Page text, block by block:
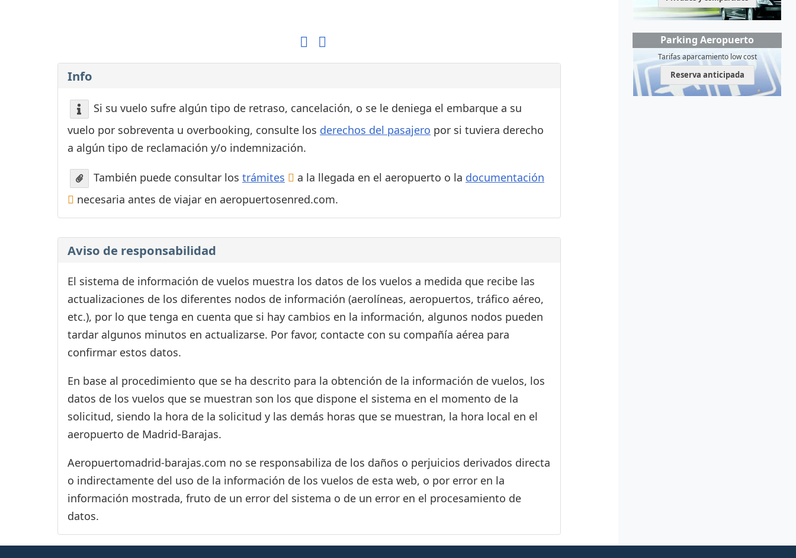
Info
Si su vuelo sufre algún tipo de retraso, cancelación, o se le deniega el embarque a su
vuelo por sobreventa u overbooking, consulte los derechos del pasajero por si tuviera derecho
a algún tipo de reclamación y/o indemnización.
También puede consultar los trámites a la llegada en el aeropuerto o la documentación
necesaria antes de viajar en aeropuertosenred.com.
Aviso de responsabilidad
El sistema de información de vuelos muestra los datos de los vuelos a medida que recibe las
actualizaciones de los diferentes nodos de información (aerolíneas, aeropuertos, tráfico aéreo,
etc.), por lo que tenga en cuenta que si hay cambios en la información, algunos nodos pueden
tardar algunos minutos en actualizarse. Por favor, contacte con su compañía aérea para
confirmar estos datos.
En base al procedimiento que se ha descrito para la obtención de la información de vuelos, los
datos de los vuelos que se muestran son los que dispone el sistema en el momento de la
solicitud, siendo la hora de la solicitud y las demás horas que se muestran, la hora local en el
aeropuerto de Madrid-Barajas.
Aeropuertomadrid-barajas.com no se responsabiliza de los daños o perjuicios derivados directa
o indirectamente del uso de la información de los vuelos de esta web, o por error en la
información mostrada, fruto de un error del sistema o de un error en el procesamiento de
datos.
Parking Aeropuerto
Tarifas aparcamiento low cost
Reserva anticipada